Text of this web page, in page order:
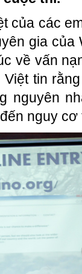
của các
gia của
về vấn
tin
nguyên
nguy cơ